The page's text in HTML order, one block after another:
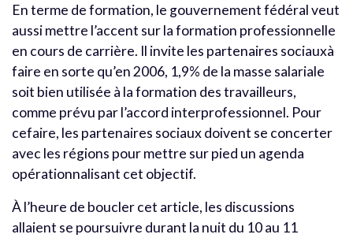
En terme de formation, le gouvernement fédéral veut
aussi mettre l’accent sur la formation professionnelle
en cours de carrière. Il invite les partenaires sociauxà
faire en sorte qu’en 2006, 1,9% de la masse salariale
soit bien utilisée à la formation des travailleurs,
comme prévu par l’accord interprofessionnel. Pour
cefaire, les partenaires sociaux doivent se concerter
avec les régions pour mettre sur pied un agenda
opérationnalisant cet objectif.
À l’heure de boucler cet article, les discussions
allaient se poursuivre durant la nuit du 10 au 11